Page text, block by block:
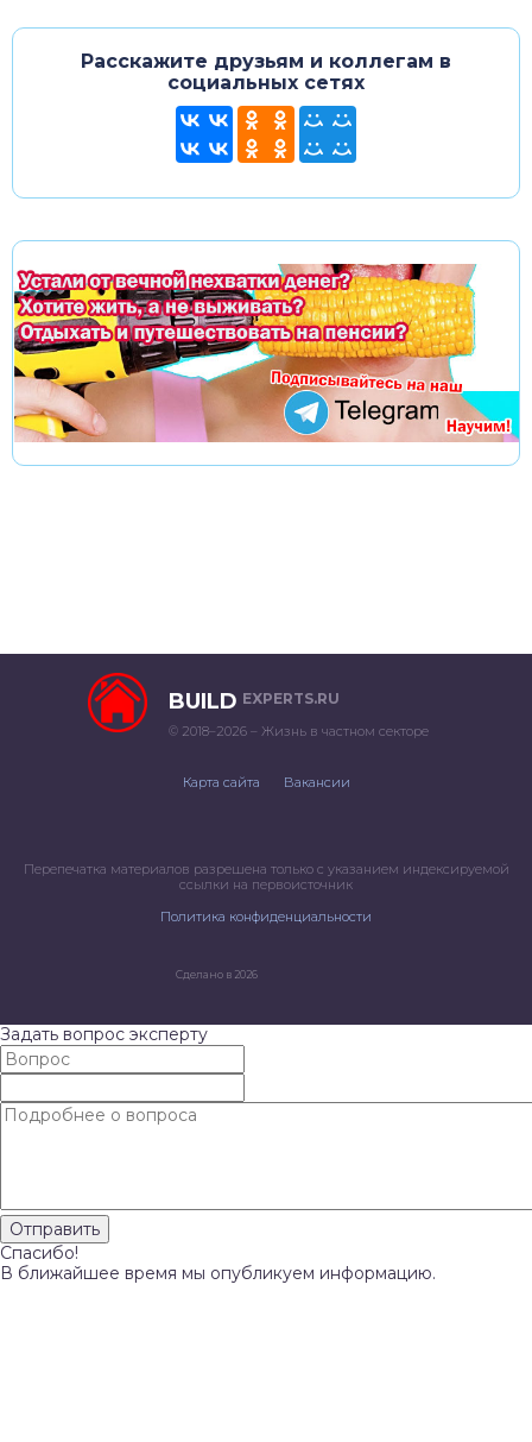
Расскажите друзьям и коллегам в
социальных сетях
BUILD EXPERTS.RU
© 2018–2026 – Жизнь в частном секторе
Карта сайта Вакансии
Перепечатка материалов разрешена только с указанием индексируемой
ссылки на первоисточник
Политика конфиденциальности
Сделано в 2026
Задать вопрос эксперту
Спасибо!
В ближайшее время мы опубликуем информацию.